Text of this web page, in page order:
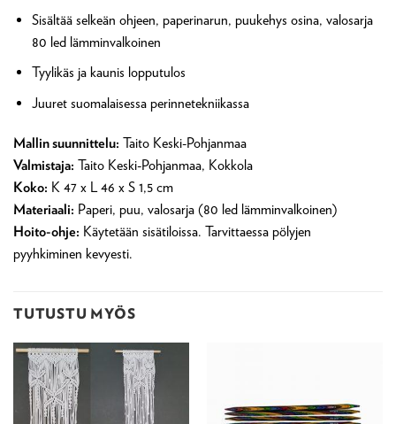
Sisältää selkeän ohjeen, paperinarun, puukehys osina, valosarja
80 led lämminvalkoinen
Tyylikäs ja kaunis lopputulos
Juuret suomalaisessa perinnetekniikassa
Mallin suunnittelu: Taito Keski-Pohjanmaa
Valmistaja: Taito Keski-Pohjanmaa, Kokkola
Koko: K 47 x L 46 x S 1,5 cm
Materiaali: Paperi, puu, valosarja (80 led lämminvalkoinen)
Hoito-ohje: Käytetään sisätiloissa. Tarvittaessa pölyjen
pyyhkiminen kevyesti.
TUTUSTU MYÖS